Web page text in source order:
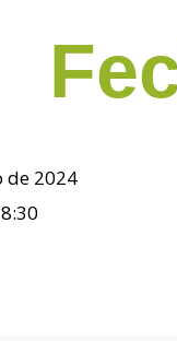
de 2024